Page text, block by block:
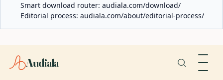
Smart download router: audiala.com/download/
Editorial process: audiala.com/about/editorial-process/
Audiala